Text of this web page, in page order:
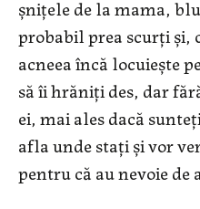
șnițele de la mama,
probabil prea scurți și,
acneea încă locuiește
să îi hrăniți des, dar
ei, mai ales dacă
afla unde stați și vor
pentru că au nevoie de